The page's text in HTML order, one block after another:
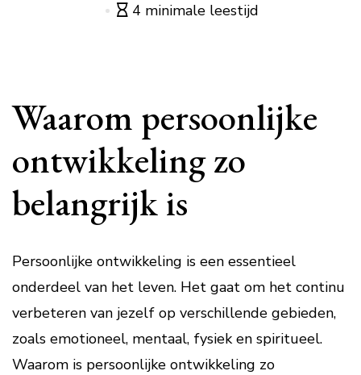
4 minimale leestijd
Waarom persoonlijke
ontwikkeling zo
belangrijk is
Persoonlijke ontwikkeling is een essentieel
onderdeel van het leven. Het gaat om het continu
verbeteren van jezelf op verschillende gebieden,
zoals emotioneel, mentaal, fysiek en spiritueel.
Waarom is persoonlijke ontwikkeling zo